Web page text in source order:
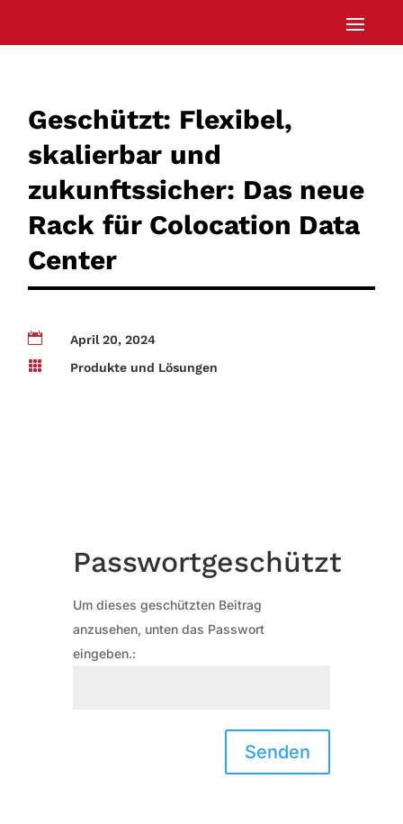
Geschützt: Flexibel,
skalierbar und
zukunftssicher: Das neue
Rack für Colocation Data
Center

April 20, 2024

Produkte und Lösungen
Passwortgeschützt
Um dieses geschützten Beitrag
anzusehen, unten das Passwort
eingeben.:
Senden